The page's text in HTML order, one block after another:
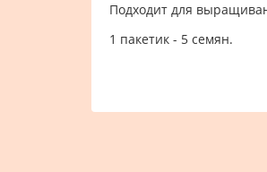
Подходит для
1 пакетик - 5 семян.